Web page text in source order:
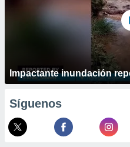
Impactante inundación
Síguenos